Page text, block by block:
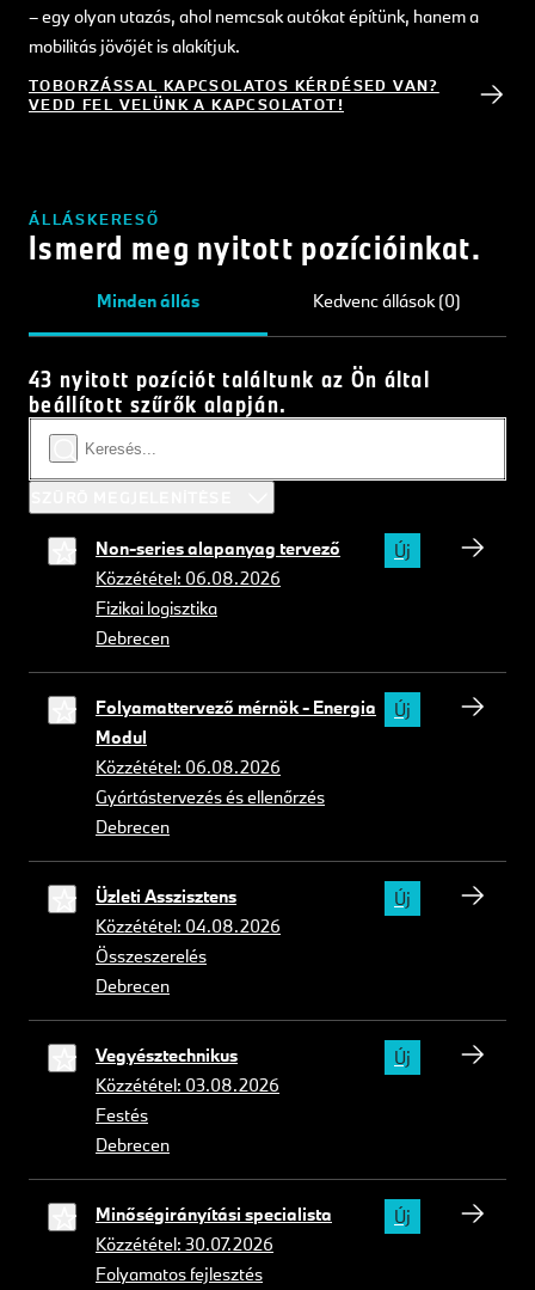
– egy olyan utazás, ahol nemcsak autókat építünk, hanem a
mobilitás jövőjét is alakítjuk.
TOBORZÁSSAL KAPCSOLATOS KÉRDÉSED VAN?
VEDD FEL VELÜNK A KAPCSOLATOT!
ÁLLÁSKERESŐ
Ismerd meg nyitott pozícióinkat.
Minden állás Kedvenc állások (0)
43 nyitott pozíciót találtunk az Ön által
beállított szűrők alapján.
Non-series alapanyag tervező
Közzététel: 06.08.2026
Fizikai logisztika
Debrecen
Új
Folyamattervező mérnök - Energia
Modul
Közzététel: 06.08.2026
Gyártástervezés és ellenőrzés
Debrecen
Új
Üzleti Asszisztens
Közzététel: 04.08.2026
Összeszerelés
Debrecen
Új
Vegyésztechnikus
Közzététel: 03.08.2026
Festés
Debrecen
Új
Minőségirányítási specialista
Közzététel: 30.07.2026
Folyamatos fejlesztés
Új